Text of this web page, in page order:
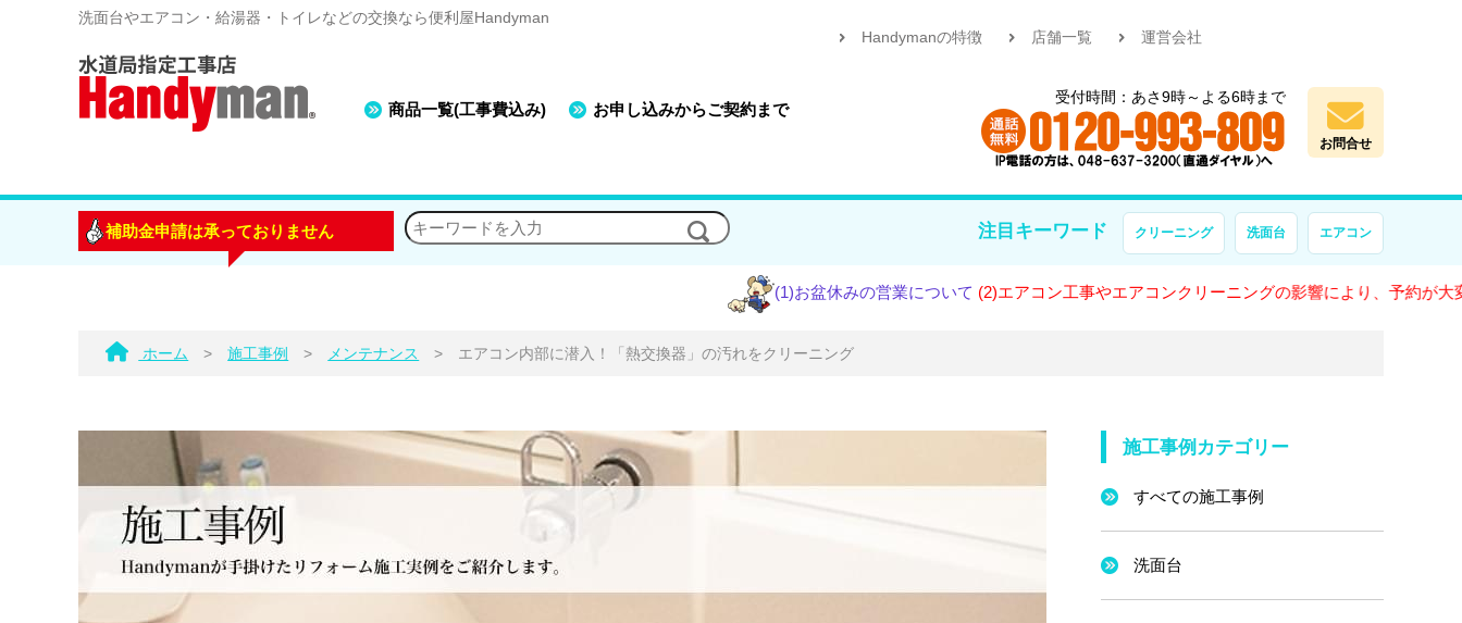
洗面台やエアコン・給湯器・トイレなどの交換なら便利屋Handyman
商品一覧(工事費込み) お申し込みからご契約まで
Handymanの特徴 店舗一覧 運営会社
受付時間：あさ9時～よる6時まで
お問合せ
補助金申請は承っておりません 注目キーワード クリーニング 洗面台 エアコン
(1)お盆休みの営業について(2)エアコン工事やエアコンクリーニングの影響により、予約が大変混雑しており
ホーム > 施工事例 > メンテナンス > エアコン内部に潜入！「熱交換器」の汚れをクリーニング
施工事例カテゴリー
すべての施工事例
洗面台